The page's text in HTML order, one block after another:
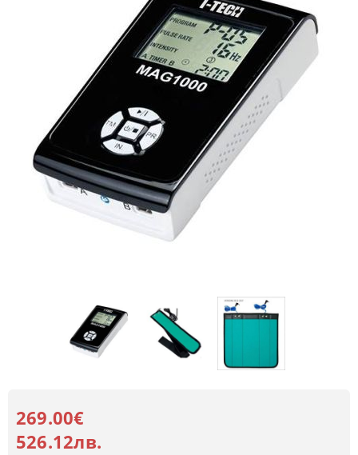
269.00€
526.12лв.